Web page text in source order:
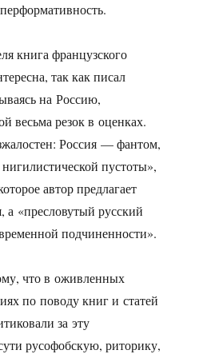
книга французского
так как писал
на Россию,
весьма резок в оценках.
Россия — фантом,
пустоты»,
автор предлагает
а «пресловутый русский
подчиненности».
что в оживленных
по поводу книг и статей
за эту
русофобскую, риторику,